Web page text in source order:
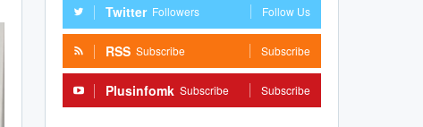
Twitter Followers Follow Us
RSS Subscribe Subscribe
Plusinfomk Subscribe Subscribe